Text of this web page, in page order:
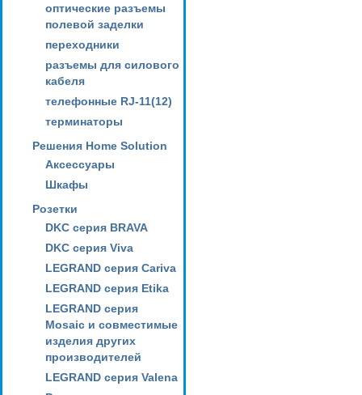
оптические разъемы
полевой заделки
переходники
разъемы для силового
кабеля
телефонные RJ-11(12)
терминаторы
Решения Home Solution
Аксессуары
Шкафы
Розетки
DKC серия BRAVA
DKC серия Viva
LEGRAND серия Cariva
LEGRAND серия Etika
LEGRAND серия
Mosaic и совместимые
изделия других
производителей
LEGRAND серия Valena